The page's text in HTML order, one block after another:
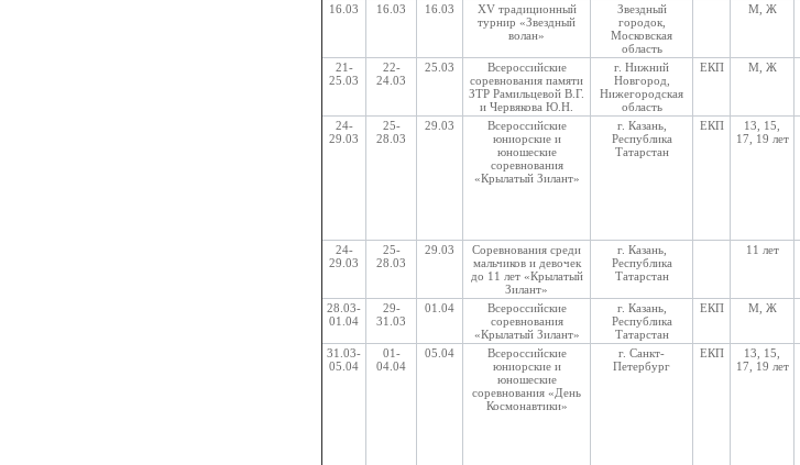
16.03 16.03 16.03
XV традиционный
турнир «Звездный
волан»
Звездный
городок,
Московская
область
М, Ж
21-
25.03
22-
24.03
25.03
Всероссийские
соревнования памяти
ЗТР Рамильцевой В.Г.
и Червякова Ю.Н.
г. Нижний
Новгород,
Нижегородская
область
ЕКП М, Ж
24-
29.03
25-
28.03
29.03
Всероссийские
юниорские и
юношеские
соревнования
«Крылатый Зилант»
г. Казань,
Республика
Татарстан
ЕКП
13, 15,
17, 19 лет
24-
29.03
25-
28.03
29.03
Соревнования среди
мальчиков и девочек
до 11 лет «Крылатый
Зилант»
г. Казань,
Республика
Татарстан
11 лет
28.03-
01.04
29-
31.03
01.04
Всероссийские
соревнования
«Крылатый Зилант»
г. Казань,
Республика
Татарстан
ЕКП М, Ж
31.03-
05.04
01-
04.04
05.04
Всероссийские
юниорские и
юношеские
соревнования «День
Космонавтики»
г. Санкт-
Петербург
ЕКП
13, 15,
17, 19 лет